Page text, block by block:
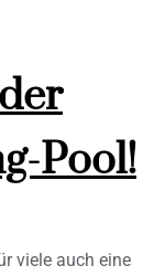
Pool!
viele auch eine